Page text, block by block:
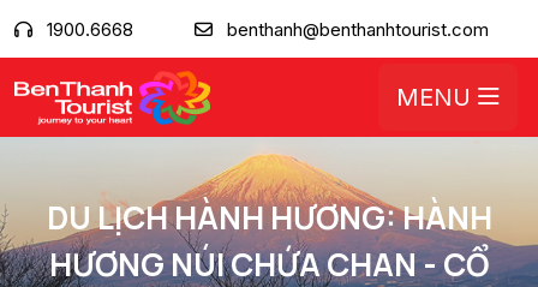
1900.6668 benthanh@benthanhtourist.com
MENU
DU LỊCH HÀNH HƯƠNG: HÀNH
HƯƠNG NÚI CHỨA CHAN - CỔ